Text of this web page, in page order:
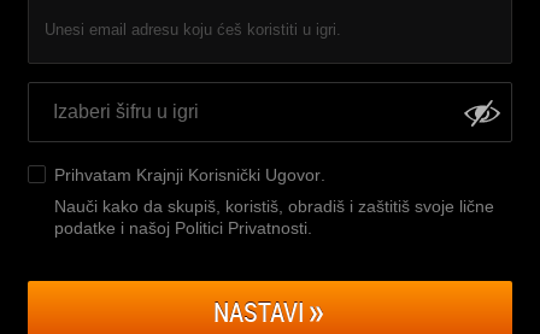
Unesi email adresu koju ćeš koristiti u igri.
Prihvatam Krajnji Korisnički Ugovor
Nauči kako da skupiš, koristiš, obradiš i zaštitiš svoje lične
podatke i našoj Politici Privatnosti
NASTAVI